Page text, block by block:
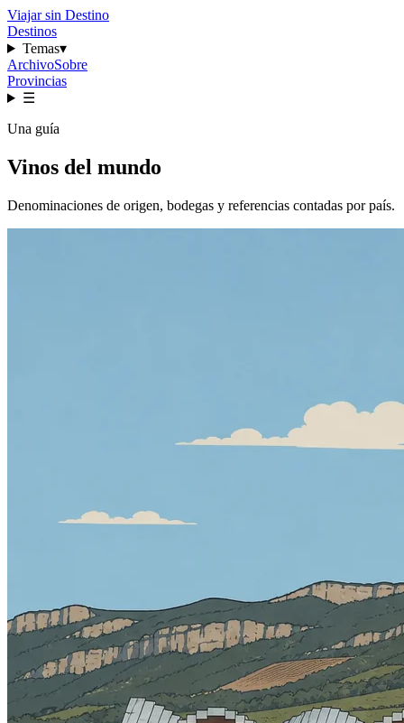
Viajar sin Destino
Destinos
Temas▾
ArchivoSobre
Provincias
☰
Una guía
Vinos del mundo
Denominaciones de origen, bodegas y referencias contadas por país.